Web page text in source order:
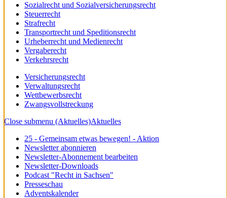
Sozialrecht und Sozialversicherungsrecht
Steuerrecht
Strafrecht
Transportrecht und Speditionsrecht
Urheberrecht und Medienrecht
Vergaberecht
Verkehrsrecht
Versicherungsrecht
Verwaltungsrecht
Wettbewerbsrecht
Zwangsvollstreckung
Close submenu (Aktuelles)Aktuelles
25 - Gemeinsam etwas bewegen! - Aktion
Newsletter abonnieren
Newsletter-Abonnement bearbeiten
Newsletter-Downloads
Podcast "Recht in Sachsen"
Presseschau
Adventskalender